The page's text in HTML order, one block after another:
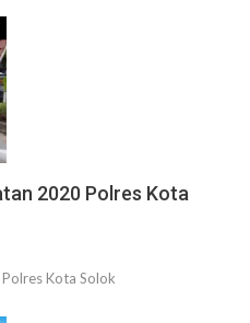
2020 Polres Kota
Kota Solok